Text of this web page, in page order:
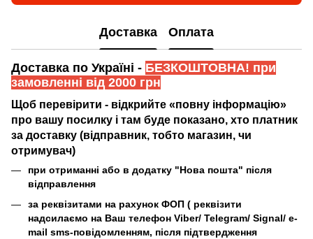
Доставка Оплата
Доставка по Україні - БЕЗКОШТОВНА! при
замовленні від 2000 грн
Щоб перевірити - відкрийте «повну інформацію»
про вашу посилку і там буде показано, хто платник
за доставку (відправник, тобто магазин, чи
отримувач)
при отриманні або в додатку "Нова пошта" після
відправлення
за реквізитами на рахунок ФОП ( реквізити
надсилаємо на Ваш телефон Viber/ Telegram/ Signal/ e-
mail sms-повідомленням, після підтвердження